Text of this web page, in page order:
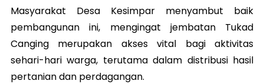
Masyarakat Desa Kesimpar menyambut baik
pembangunan ini, mengingat jembatan Tukad
Canging merupakan akses vital bagi aktivitas
sehari-hari warga, terutama dalam distribusi hasil
pertanian dan perdagangan.